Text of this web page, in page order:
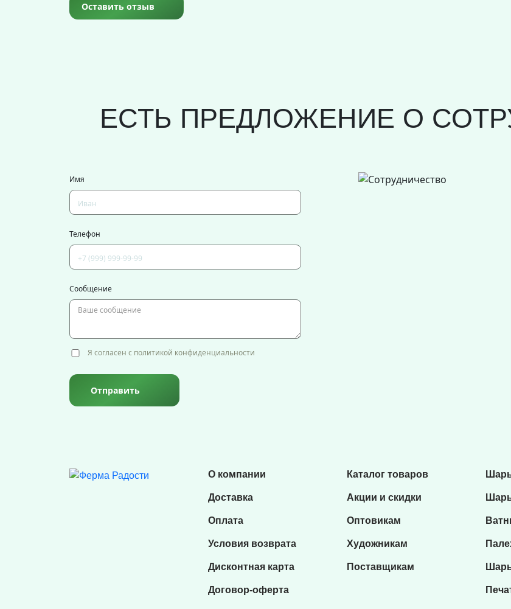
Оставить отзыв
ЕСТЬ ПРЕДЛОЖЕНИЕ О
Имя
Телефон
Сообщение
Я согласен с политикой конфиденциальности
Отправить
О компании
Доставка
Оплата
Условия возврата
Дисконтная карта
Договор-оферта
Каталог товаров
Акции и скидки
Оптовикам
Художникам
Поставщикам